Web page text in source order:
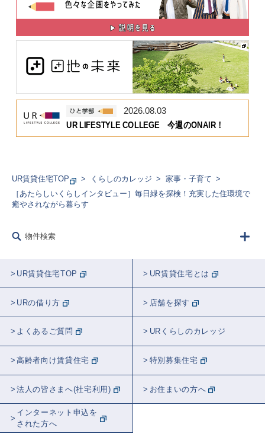
2026.08.03
UR LIFESTYLE COLLEGE 今週のONAIR！
UR賃貸住宅TOP くらしのカレッジ
家事・子育て
［あたらしいくらしインタビュー］毎日緑を探検！充実した住環境で
癒やされながら暮らす
物件検索
UR賃貸住宅TOP UR賃貸住宅とは
URの借り方 店舗を探す
よくあるご質問 URくらしのカレッジ
高齢者向け賃貸住宅 特別募集住宅
法人の皆さまへ(社宅利用) お住まいの方へ
インターネット申込を
された方へ